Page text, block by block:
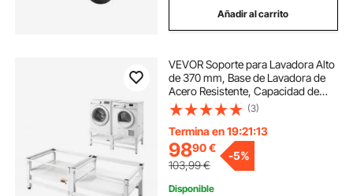
Añadir al carrito
VEVOR Soporte para Lavadora Alto
de 370 mm, Base de Lavadora de
Acero Resistente, Capacidad de
Carga de 318 kg, Pedestal Universal
para Secadora con Bandeja
Extraíble, Patas Antideslizantes, 2
Piezas
(3)
Termina en 19:21:12
9890€
103,99€
-5%
Disponible